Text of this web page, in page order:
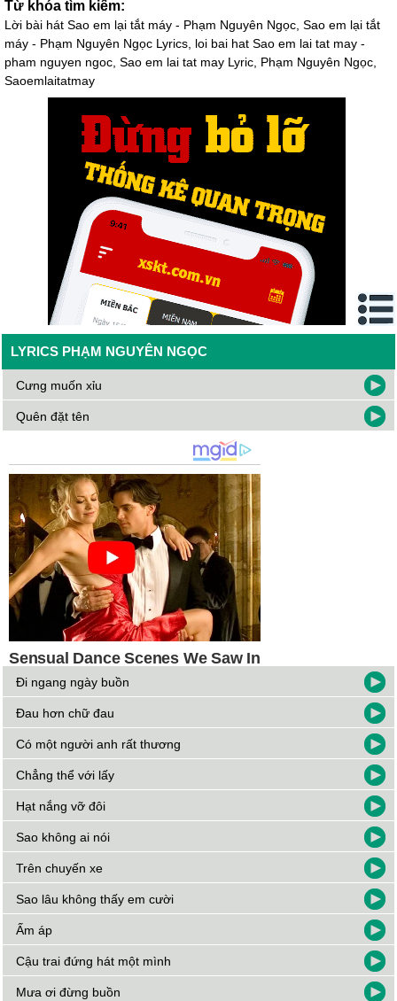
Từ khóa tìm kiếm:
Lời bài hát Sao em lại tắt máy - Phạm Nguyên Ngọc, Sao em lại tắt
máy - Phạm Nguyên Ngọc Lyrics, loi bai hat Sao em lai tat may -
pham nguyen ngoc, Sao em lai tat may Lyric, Phạm Nguyên Ngọc,
Saoemlaitatmay
LYRICS PHẠM NGUYÊN NGỌC
Cưng muốn xỉu
Quên đặt tên
Đi ngang ngày buồn
Đau hơn chữ đau
Có một người anh rất thương
Chẳng thể với lấy
Hạt nắng vỡ đôi
Sao không ai nói
Trên chuyến xe
Sao lâu không thấy em cười
Ấm áp
Cậu trai đứng hát một mình
Mưa ơi đừng buồn